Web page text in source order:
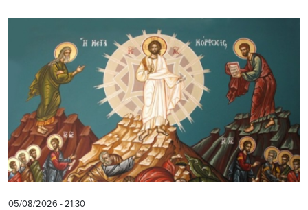
05/08/2026 - 21:30